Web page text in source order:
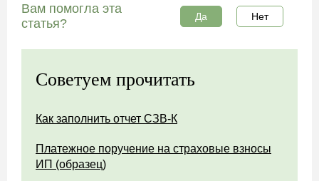
Вам помогла эта
статья?
Да Нет
Советуем прочитать
Как заполнить отчет СЗВ-К
Платежное поручение на страховые взносы
ИП (образец)